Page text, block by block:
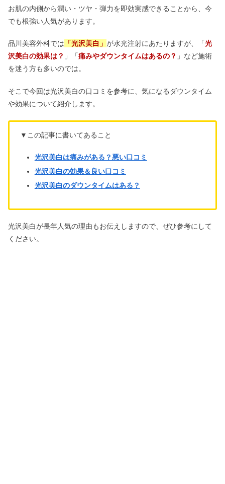
お肌の内側から潤い・ツヤ・弾力を即効実感できることから、今
でも根強い人気があります。
品川美容外科では 「光沢美白」 が水光注射にあたりますが、「光
沢美白の効果は？ 」「痛みやダウンタイムはあるの？ 」など施術
を迷う方も多いのでは。
そこで今回は光沢美白の口コミを参考に、気になるダウンタイム
や効果について紹介します。
▼この記事に書いてあること
光沢美白は痛みがある？悪い口コミ
光沢美白の効果＆良い口コミ
光沢美白のダウンタイムはある？
光沢美白が長年人気の理由もお伝えしますので、ぜひ参考にして
ください。